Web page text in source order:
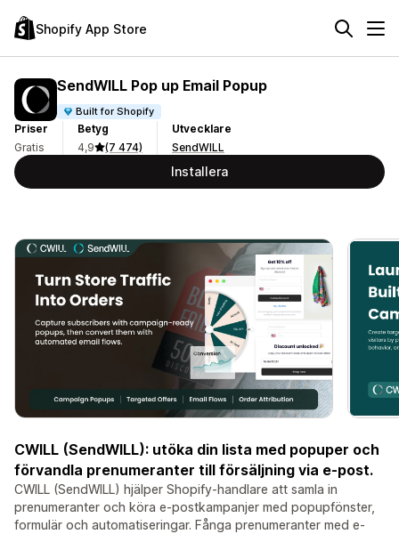
Shopify App Store
SendWILL Pop up Email Popup
Built for Shopify
Priser
Gratis
Betyg
4,9
(7 474)
Utvecklare
SendWILL
Installera
CWILL (SendWILL): utöka din lista med popuper och
förvandla prenumeranter till försäljning via e-post.
CWILL (SendWILL) hjälper Shopify-handlare att samla in
prenumeranter och köra e-postkampanjer med popupfönster,
formulär och automatiseringar. Fånga prenumeranter med e-